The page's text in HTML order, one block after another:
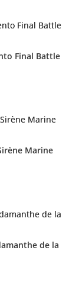
Final Battle
Marine
de la